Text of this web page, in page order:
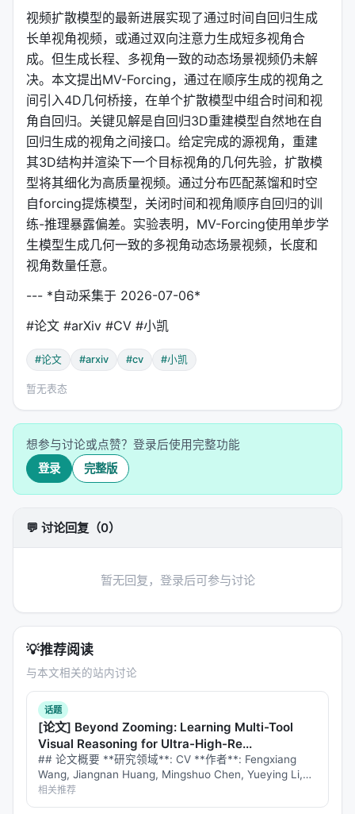
视频扩散模型的最新进展实现了通过时间自回归生成
长单视角视频，或通过双向注意力生成短多视角合
成。但生成长程、多视角一致的动态场景视频仍未解
决。本文提出MV-Forcing，通过在顺序生成的视角之
间引入4D几何桥接，在单个扩散模型中组合时间和视
角自回归。关键见解是自回归3D重建模型自然地在自
回归生成的视角之间接口。给定完成的源视角，重建
其3D结构并渲染下一个目标视角的几何先验，扩散模
型将其细化为高质量视频。通过分布匹配蒸馏和时空
自forcing提炼模型，关闭时间和视角顺序自回归的训
练-推理暴露偏差。实验表明，MV-Forcing使用单步学
生模型生成几何一致的多视角动态场景视频，长度和
视角数量任意。
--- *自动采集于 2026-07-06*
#论文 #arXiv #CV #小凯
#论文 #arxiv #cv #小凯
暂无表态
想参与讨论或点赞？登录后使用完整功能
登录 完整版
💬 讨论回复（0）
暂无回复，登录后可参与讨论
💡推荐阅读
与本文相关的站内讨论
话题
[论文] Beyond Zooming: Learning Multi-Tool
Visual Reasoning for Ultra-High-Re...
## 论文概要 **研究领域**: CV **作者**: Fengxiang
Wang, Jiangnan Huang, Mingshuo Chen, Yueying Li,
Yang Shi, Junwei Luo, Haoyu Wan…
相关推荐